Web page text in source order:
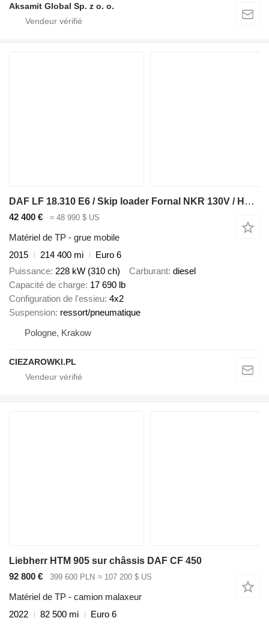
Aksamit Global Sp. z o. o.
DAF LF 18.310 E6 / Skip loader Fornal NKR 130V / HDS HMF 735 K2 / Ma
42 400 € ≈ 48 990 $ US
Matériel de TP - grue mobile
2015
214 400 mi
Euro 6
Puissance 228 kW (310 ch) Carburant diesel
Capacité de charge 17 690 lb
Configuration de l'essieu 4x2
Suspension ressort/pneumatique
Pologne, Krakow
CIEZAROWKI.PL
Liebherr HTM 905 sur châssis DAF CF 450
92 800 €
399 600 PLN ≈ 107 200 $ US
Matériel de TP - camion malaxeur
2022
82 500 mi Euro 6